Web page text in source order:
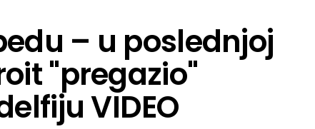
– u poslednjoj
"pregazio"
VIDEO